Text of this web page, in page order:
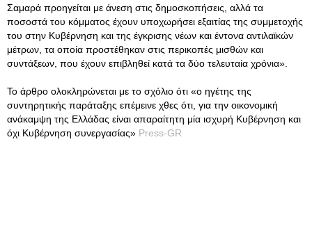
Σαμαρά προηγείται με άνεση στις δημοσκοπήσεις, αλλά τα
ποσοστά του κόμματος έχουν υποχωρήσει εξαιτίας της συμμετοχής
του στην Κυβέρνηση και της έγκρισης νέων και έντονα αντιλαϊκών
μέτρων, τα οποία προστέθηκαν στις περικοπές μισθών και
συντάξεων, που έχουν επιβληθεί κατά τα δύο τελευταία χρόνια».
Το άρθρο ολοκληρώνεται με το σχόλιο ότι «ο ηγέτης της
συντηρητικής παράταξης επέμεινε χθες ότι, για την οικονομική
ανάκαμψη της Ελλάδας είναι απαραίτητη μία ισχυρή Κυβέρνηση και
όχι Κυβέρνηση συνεργασίας» Press-GR